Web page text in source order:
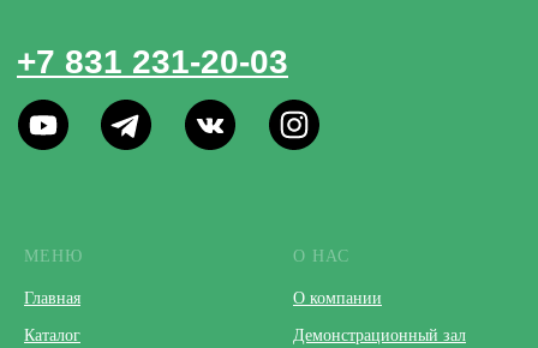
МЕНЮ
Главная
Каталог
О НАС
О компании
Демонстрационный зал